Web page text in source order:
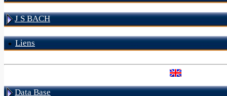
J S BACH
Liens
Data Base